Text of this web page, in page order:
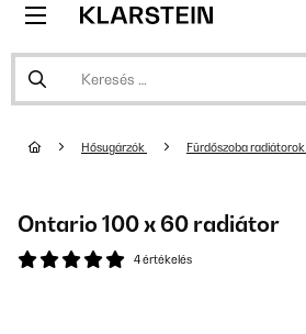
Hősugárzók Fürdőszoba radiátorok
Ontario 100 x 60 radiátor
4 értékelés